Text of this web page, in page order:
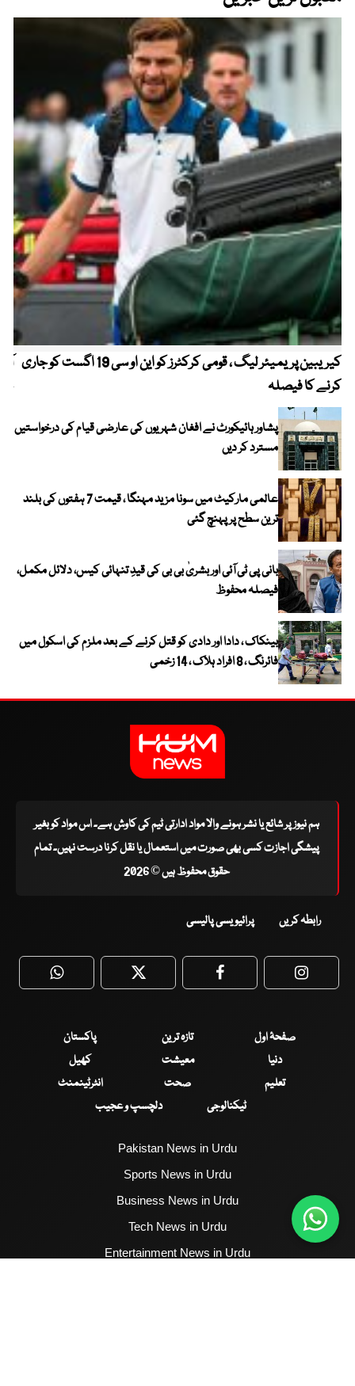
کیریبین پریمیئر لیگ ، قومی کرکٹرز کو این او سی 19 اگست کو جاری
کرنے کا فیصلہ
پشاور ہائیکورٹ نے افغان شہریوں کی عارضی قیام کی درخواستیں
مسترد کر دیں
عالمی مارکیٹ میں سونا مزید مہنگا ، قیمت 7 ہفتوں کی بلند
ترین سطح پر پہنچ گئی
بانی پی ٹی آئی اور بشریٰ بی بی کی قیدِ تنہائی کیس، دلائل مکمل،
فیصلہ محفوظ
بینکاک ، دادا اور دادی کو قتل کرنے کے بعد ملزم کی اسکول میں
فائرنگ ، 8 افراد ہلاک ، 14 زخمی
ہم نیوز پر شائع یا نشر ہونے والا مواد ادارتی ٹیم کی کاوش ہے۔ اس مواد کو بغیر
پیشگی اجازت کسی بھی صورت میں استعمال یا نقل کرنا درست نہیں۔ تمام
حقوق محفوظ ہیں © 2026
رابطہ کریں پرائیویسی پالیسی
WhatsApp Twitter Facebook
صفحۂ اول تازہ ترین
پاکستان
دنیا
معیشت
کھیل
تعلیم
صحت
انٹرٹینمنٹ
ٹیکنالوجی
دلچسپ و عجیب
Pakistan News in Urdu
Sports News in Urdu
Business News in Urdu
Tech News in Urdu
Entertainment News in Urdu